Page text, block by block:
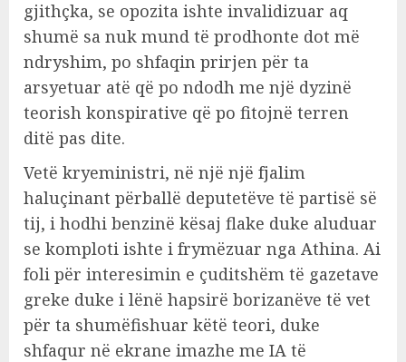
gjithçka, se opozita ishte invalidizuar aq
shumë sa nuk mund të prodhonte dot më
ndryshim, po shfaqin prirjen për ta
arsyetuar atë që po ndodh me një dyzinë
teorish konspirative që po fitojnë terren
ditë pas dite.
Vetë kryeministri, në një një fjalim
haluçinant përballë deputetëve të partisë së
tij, i hodhi benzinë kësaj flake duke aluduar
se komploti ishte i frymëzuar nga Athina. Ai
foli për interesimin e çuditshëm të gazetave
greke duke i lënë hapsirë borizanëve të vet
për ta shumëfishuar këtë teori, duke
shfaqur në ekrane imazhe me IA të